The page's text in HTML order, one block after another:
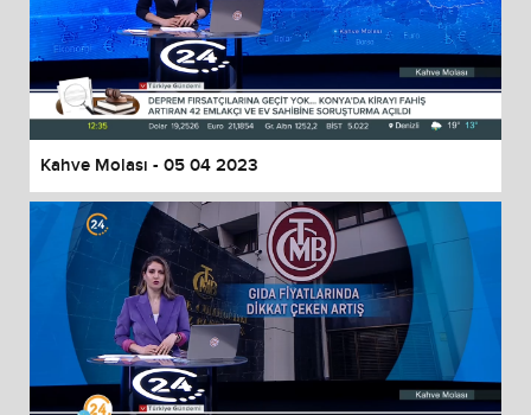
Kahve Molası - 05 04 2023